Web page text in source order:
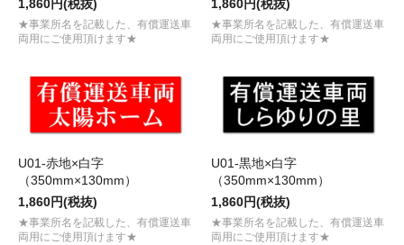
1,860円(税抜)
★事業所名を記載した、有償運送車
両用にご使用頂けます★
1,860円(税抜)
★事業所名を記載した、有償運送車
両用にご使用頂けます★
U01-赤地×白字
（350mm×130mm）
1,860円(税抜)
★事業所名を記載した、有償運送車
両用にご使用頂けます★
U01-黒地×白字
（350mm×130mm）
1,860円(税抜)
★事業所名を記載した、有償運送車
両用にご使用頂けます★